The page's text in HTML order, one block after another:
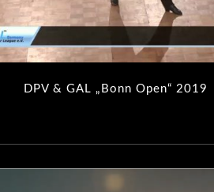
DPV & GAL „Bonn Open“ 2019